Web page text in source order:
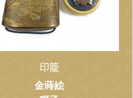
印籠
金蒔絵